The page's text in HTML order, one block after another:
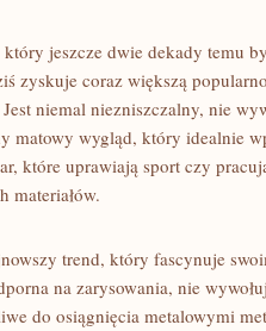
jeszcze dwie dekady temu
zyskuje coraz większą
niemal niezniszczalny, nie
matowy wygląd, który idealnie
które uprawiają sport czy
materiałów.
trend, który fascynuje
na zarysowania, nie
do osiągnięcia metalowymi